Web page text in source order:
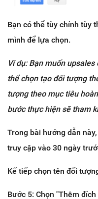
Bạn có thể tùy chỉnh tùy
mình để lựa chọn.
Ví dụ: Bạn muốn
thể chọn tạo đối tượng
tượng theo mục tiêu
bước thực hiện sẽ tham
Trong bài hướng dẫn
truy cập vào 30 ngày
Kế tiếp chọn tên đối
Bước 5: Chọn "Thêm